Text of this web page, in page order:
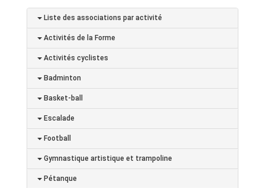
Liste des associations par activité
Activités de la Forme
Activités cyclistes
Badminton
Basket-ball
Escalade
Football
Gymnastique artistique et trampoline
Pétanque